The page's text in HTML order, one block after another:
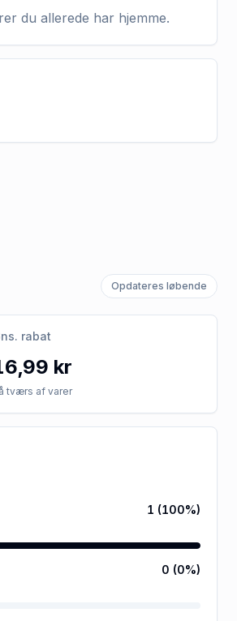
du allerede har hjemme.
Opdateres løbende
rabat
kr
tværs af varer
1 (100%)
0 (0%)